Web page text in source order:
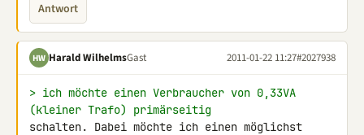
Antwort
HW Harald WilhelmsGast 2011-01-22 11:27#2027938
> ich möchte einen Verbraucher von 0,33VA
(kleiner Trafo) primärseitig
schalten. Dabei möchte ich einen möglichst